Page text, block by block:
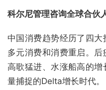
科尔尼管理咨询全球合伙
中国消费趋势经历了四大
多元消费和消费重启。
高歌猛进、水涨船高的
量捕捉的Delta增长时代。